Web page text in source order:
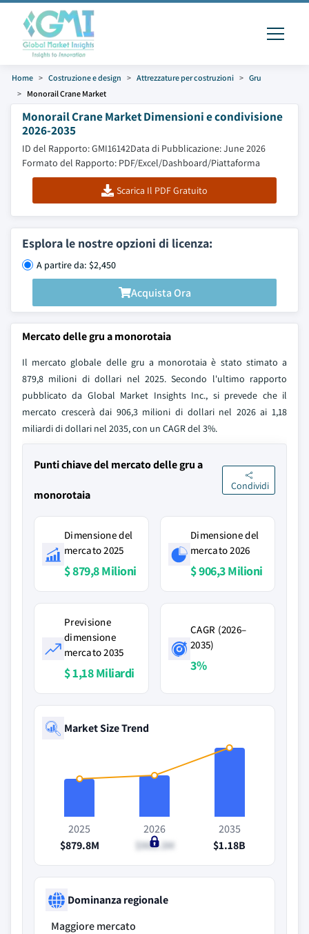
Home Costruzione e design Attrezzature per costruzioni
Gru
Monorail Crane Market
Monorail Crane Market Dimensioni e condivisione
2026-2035
ID del Rapporto: GMI16142Data di Pubblicazione: June 2026
Formato del Rapporto: PDF/Excel/Dashboard/Piattaforma
Scarica Il PDF Gratuito
Esplora le nostre opzioni di licenza:
A partire da: $2,450
Acquista Ora
Mercato delle gru a monorotaia
Il mercato globale delle gru a monorotaia è stato stimato a
879,8 milioni di dollari nel 2025. Secondo l'ultimo rapporto
pubblicato da Global Market Insights Inc., si prevede che il
mercato crescerà dai 906,3 milioni di dollari nel 2026 ai 1,18
miliardi di dollari nel 2035, con un CAGR del 3%.
Punti chiave del mercato delle gru a
monorotaia
Condividi
Dimensione del
mercato 2025
$ 879,8 Milioni
Dimensione del
mercato 2026
$ 906,3 Milioni
Previsione
dimensione
mercato 2035
$ 1,18 Miliardi
CAGR (2026–
2035)
3%
Market Size Trend
2025
$879.8M
2026
$906.3M
2035
$1.18B
Dominanza regionale
Maggiore mercato